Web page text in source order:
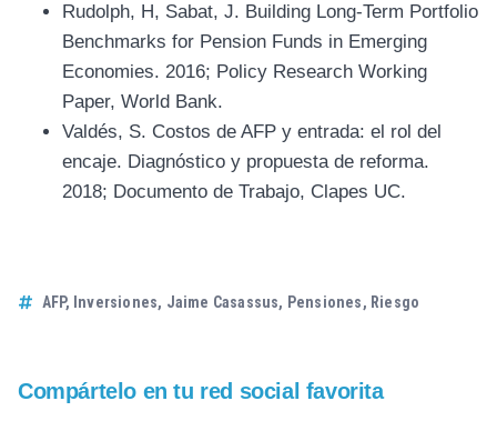
Rudolph, H, Sabat, J. Building Long-Term Portfolio
Benchmarks for Pension Funds in Emerging
Economies. 2016; Policy Research Working
Paper, World Bank.
Valdés, S. Costos de AFP y entrada: el rol del
encaje. Diagnóstico y propuesta de reforma.
2018; Documento de Trabajo, Clapes UC.
AFP, Inversiones, Jaime Casassus, Pensiones, Riesgo
Compártelo en tu red social favorita